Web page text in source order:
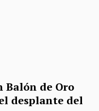
Balón de Oro
desplante del